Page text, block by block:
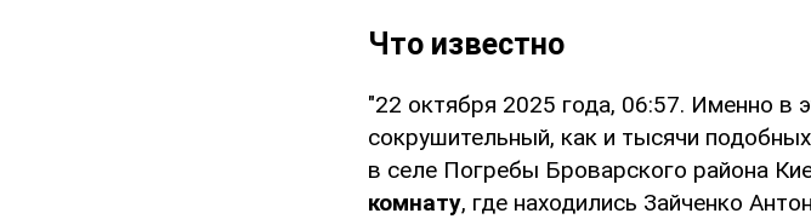
Что известно
"22 октября 2025 года, 06:57. Именно в
сокрушительный, как и тысячи
в селе Погребы Броварского района
комнату, где находились Зайченко